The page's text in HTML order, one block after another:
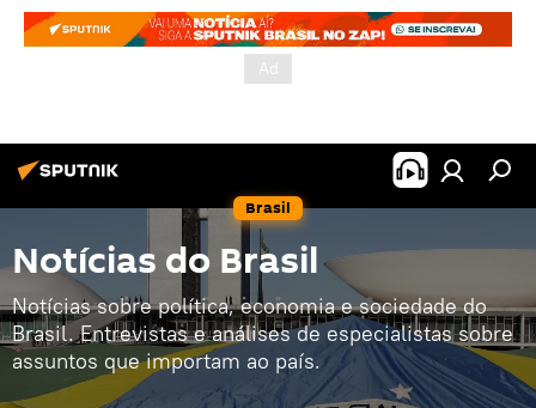
Brasil
Notícias do Brasil
Notícias sobre política, economia e sociedade do
Brasil. Entrevistas e análises de especialistas sobre
assuntos que importam ao país.